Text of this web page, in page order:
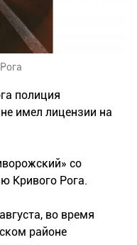
полиция
имел лицензии на
со
Кривого Рога.
во время
районе